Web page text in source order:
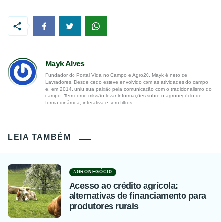
Mayk Alves
Fundador do Portal Vida no Campo e Agro20, Mayk é neto de
Lavradores. Desde cedo esteve envolvido com as atividades do campo
e, em 2014, uniu sua paixão pela comunicação com o tradicionalismo do
campo. Tem como missão levar informações sobre o agronegócio de
forma dinâmica, interativa e sem filtros.
LEIA TAMBÉM
AGRONEGÓCIO
Acesso ao crédito agrícola:
alternativas de financiamento para
produtores rurais